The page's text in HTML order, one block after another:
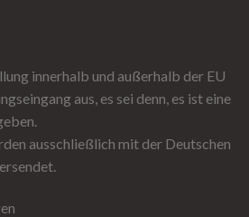
innerhalb und außerhalb der EU
aus, es sei denn, es ist eine
ausschließlich mit der Deutschen